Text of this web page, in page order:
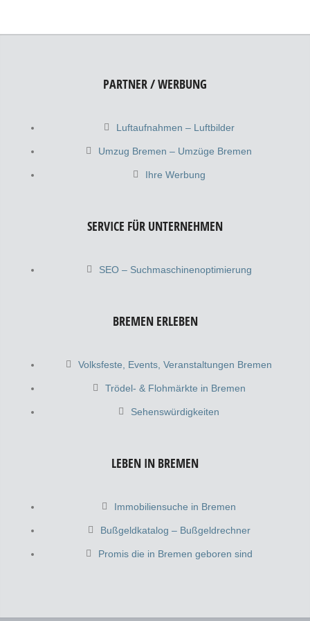
PARTNER / WERBUNG
Luftaufnahmen – Luftbilder
Umzug Bremen – Umzüge Bremen
Ihre Werbung
SERVICE FÜR UNTERNEHMEN
SEO – Suchmaschinenoptimierung
BREMEN ERLEBEN
Volksfeste, Events, Veranstaltungen Bremen
Trödel- & Flohmärkte in Bremen
Sehenswürdigkeiten
LEBEN IN BREMEN
Immobiliensuche in Bremen
Bußgeldkatalog – Bußgeldrechner
Promis die in Bremen geboren sind